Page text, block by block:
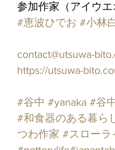
参加作家（アイウ
#恵波ひでお #小林
contact@utsuwa-
https://utsuwa-
#谷中 #yanaka #谷
#和食器のある暮ら
つわ作家 #スローラ